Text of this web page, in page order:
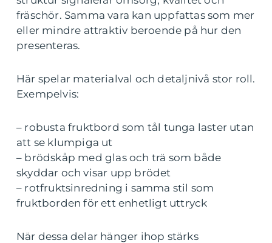
fräschör. Samma vara kan uppfattas som mer
eller mindre attraktiv beroende på hur den
presenteras.
Här spelar materialval och detaljnivå stor roll.
Exempelvis:
– robusta fruktbord som tål tunga laster utan
att se klumpiga ut
– brödskåp med glas och trä som både
skyddar och visar upp brödet
– rotfruktsinredning i samma stil som
fruktborden för ett enhetligt uttryck
När dessa delar hänger ihop stärks